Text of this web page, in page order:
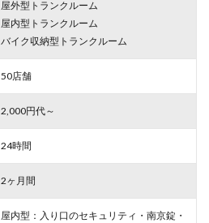
屋外型トランクルーム
屋内型トランクルーム
バイク収納型トランクルーム
50店舗
2,000円代～
24時間
2ヶ月間
屋内型：入り口のセキュリティ・南京錠・